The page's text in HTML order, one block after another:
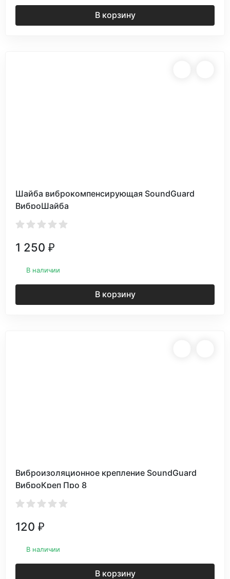
В корзину
Шайба виброкомпенсирующая SoundGuard
ВиброШайба
1 250 ₽
В наличии
В корзину
Виброизоляционное крепление SoundGuard
ВиброКреп Про 8
120 ₽
В наличии
В корзину